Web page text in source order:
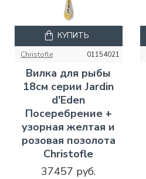
Christofle 01154021
Вилка для рыбы
18см серии Jardin
d'Eden
Посеребрение +
узорная желтая и
розовая позолота
Christofle
37457 руб.
КУПИТЬ